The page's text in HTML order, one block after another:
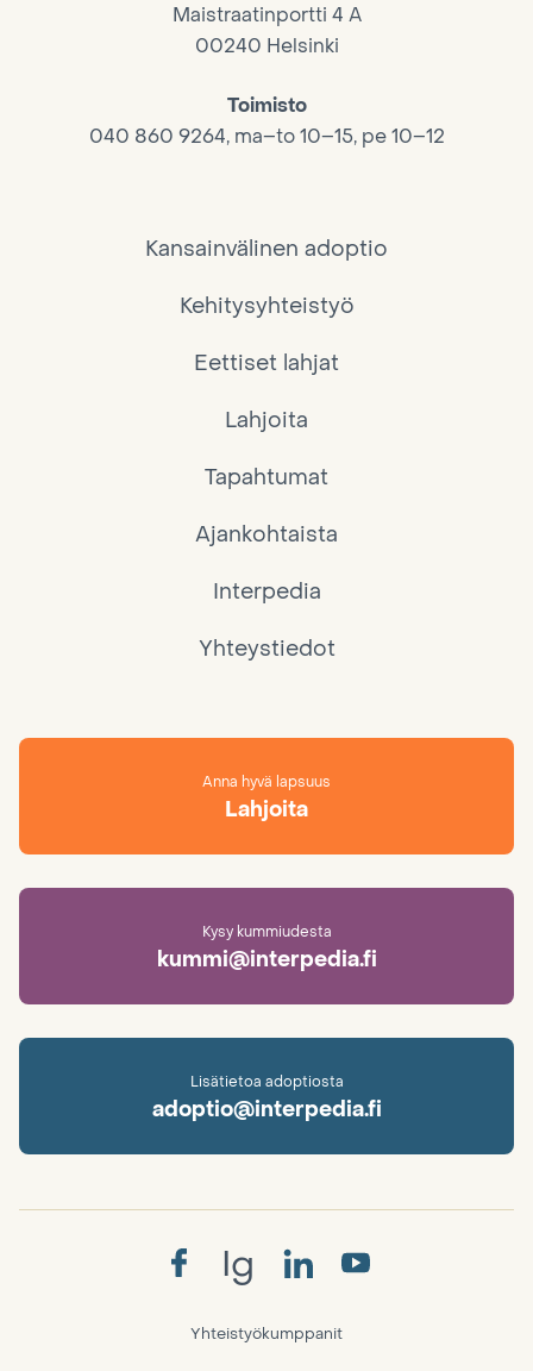
Maistraatinportti 4 A
00240 Helsinki
Toimisto
040 860 9264, ma–to 10–15, pe 10–12
Kansainvälinen adoptio
Kehitysyhteistyö
Eettiset lahjat
Lahjoita
Tapahtumat
Ajankohtaista
Interpedia
Yhteystiedot
Anna hyvä lapsuus
Lahjoita
Kysy kummiudesta
kummi@interpedia.fi
Lisätietoa adoptiosta
adoptio@interpedia.fi
Ig
Yhteistyökumppanit